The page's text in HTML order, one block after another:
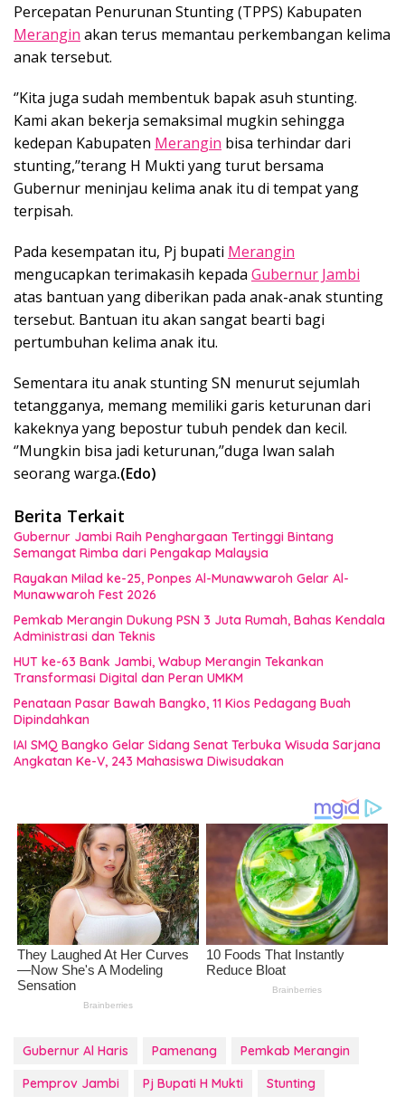
Percepatan Penurunan Stunting (TPPS) Kabupaten
Merangin akan terus memantau perkembangan kelima
anak tersebut.
‘’Kita juga sudah membentuk bapak asuh stunting.
Kami akan bekerja semaksimal mugkin sehingga
kedepan Kabupaten Merangin bisa terhindar dari
stunting,’’terang H Mukti yang turut bersama
Gubernur meninjau kelima anak itu di tempat yang
terpisah.
Pada kesempatan itu, Pj bupati Merangin
mengucapkan terimakasih kepada Gubernur Jambi
atas bantuan yang diberikan pada anak-anak stunting
tersebut. Bantuan itu akan sangat bearti bagi
pertumbuhan kelima anak itu.
Sementara itu anak stunting SN menurut sejumlah
tetangganya, memang memiliki garis keturunan dari
kakeknya yang bepostur tubuh pendek dan kecil.
‘’Mungkin bisa jadi keturunan,’’duga Iwan salah
seorang warga.(Edo)
Berita Terkait
Gubernur Jambi Raih Penghargaan Tertinggi Bintang
Semangat Rimba dari Pengakap Malaysia
Rayakan Milad ke-25, Ponpes Al-Munawwaroh Gelar Al-
Munawwaroh Fest 2026
Pemkab Merangin Dukung PSN 3 Juta Rumah, Bahas Kendala
Administrasi dan Teknis
HUT ke-63 Bank Jambi, Wabup Merangin Tekankan
Transformasi Digital dan Peran UMKM
Penataan Pasar Bawah Bangko, 11 Kios Pedagang Buah
Dipindahkan
IAI SMQ Bangko Gelar Sidang Senat Terbuka Wisuda Sarjana
Angkatan Ke-V, 243 Mahasiswa Diwisudakan
Gubernur Al Haris Pamenang
Pemkab Merangin
Pemprov Jambi
Pj Bupati H Mukti Stunting